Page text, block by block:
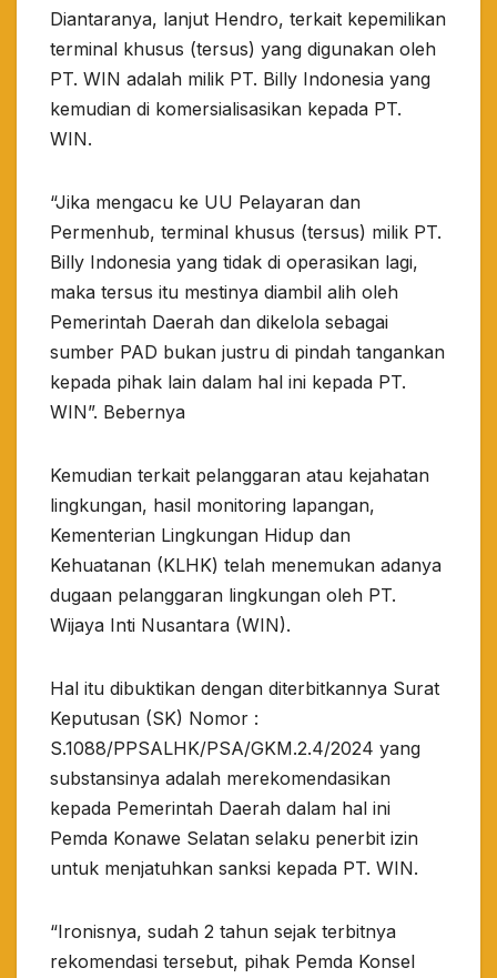
Diantaranya, lanjut Hendro, terkait kepemilikan
terminal khusus (tersus) yang digunakan oleh
PT. WIN adalah milik PT. Billy Indonesia yang
kemudian di komersialisasikan kepada PT.
WIN.
“Jika mengacu ke UU Pelayaran dan
Permenhub, terminal khusus (tersus) milik PT.
Billy Indonesia yang tidak di operasikan lagi,
maka tersus itu mestinya diambil alih oleh
Pemerintah Daerah dan dikelola sebagai
sumber PAD bukan justru di pindah tangankan
kepada pihak lain dalam hal ini kepada PT.
WIN”. Bebernya
Kemudian terkait pelanggaran atau kejahatan
lingkungan, hasil monitoring lapangan,
Kementerian Lingkungan Hidup dan
Kehuatanan (KLHK) telah menemukan adanya
dugaan pelanggaran lingkungan oleh PT.
Wijaya Inti Nusantara (WIN).
Hal itu dibuktikan dengan diterbitkannya Surat
Keputusan (SK) Nomor :
S.1088/PPSALHK/PSA/GKM.2.4/2024 yang
substansinya adalah merekomendasikan
kepada Pemerintah Daerah dalam hal ini
Pemda Konawe Selatan selaku penerbit izin
untuk menjatuhkan sanksi kepada PT. WIN.
“Ironisnya, sudah 2 tahun sejak terbitnya
rekomendasi tersebut, pihak Pemda Konsel